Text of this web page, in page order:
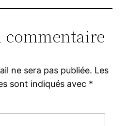
commentaire
ne sera pas publiée. Les
sont indiqués avec *